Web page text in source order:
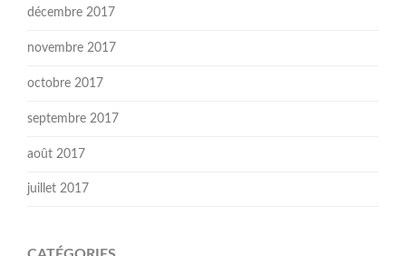
décembre 2017
novembre 2017
octobre 2017
septembre 2017
août 2017
juillet 2017